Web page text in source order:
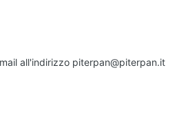
all'indirizzo piterpan@piterpan.it